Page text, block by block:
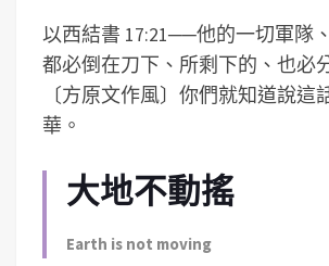
以西結書 17:21──他的一切軍隊
都必倒在刀下、所剩下的、也必
〔方原文作風〕你們就知道說這
華。
大地不動搖
Earth is not moving